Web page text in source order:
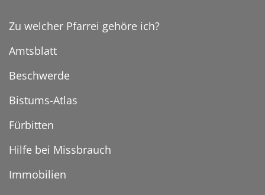
Zu welcher Pfarrei gehöre ich?
Amtsblatt
Beschwerde
Bistums-Atlas
Fürbitten
Hilfe bei Missbrauch
Immobilien